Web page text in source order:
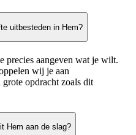
uitbesteden in Hem?
precies aangeven wat je wilt.
wij je aan
opdracht zoals dit
Hem aan de slag?